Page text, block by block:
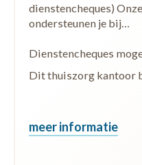
dienstencheques)
ondersteunen je bij…
Dienstencheques
Dit thuiszorg kantoor
meer informatie